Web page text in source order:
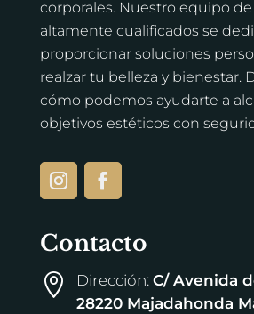
corporales. Nuestro equipo
altamente cualificados se
proporcionar soluciones
realzar tu belleza y bienestar.
cómo podemos ayudarte a
objetivos estéticos con
Contacto
 Dirección: C/ Avenida
28220 Majadahonda